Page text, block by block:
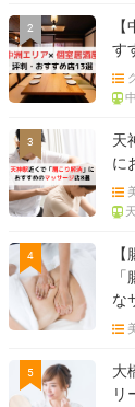
2
す
3
天
に
4
な
5
大
リ